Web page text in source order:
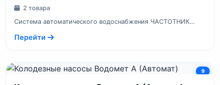
2 товара
Cистема автоматического водоснабжения ЧАСТОТНИК
Перейти
9